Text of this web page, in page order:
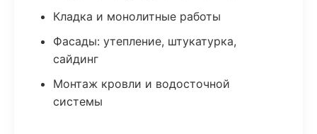
Кладка и монолитные работы
Фасады: утепление, штукатурка,
сайдинг
Монтаж кровли и водосточной
системы